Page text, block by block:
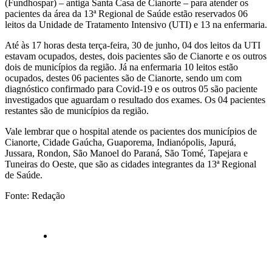
(Fundhospar) – antiga Santa Casa de Cianorte – para atender os
pacientes da área da 13ª Regional de Saúde estão reservados 06
leitos da Unidade de Tratamento Intensivo (UTI) e 13 na enfermaria.
Até às 17 horas desta terça-feira, 30 de junho, 04 dos leitos da UTI
estavam ocupados, destes, dois pacientes são de Cianorte e os outros
dois de municípios da região. Já na enfermaria 10 leitos estão
ocupados, destes 06 pacientes são de Cianorte, sendo um com
diagnóstico confirmado para Covid-19 e os outros 05 são paciente
investigados que aguardam o resultado dos exames. Os 04 pacientes
restantes são de municípios da região.
Vale lembrar que o hospital atende os pacientes dos municípios de
Cianorte, Cidade Gaúcha, Guaporema, Indianópolis, Japurá,
Jussara, Rondon, São Manoel do Paraná, São Tomé, Tapejara e
Tuneiras do Oeste, que são as cidades integrantes da 13ª Regional
de Saúde.
Fonte: Redação